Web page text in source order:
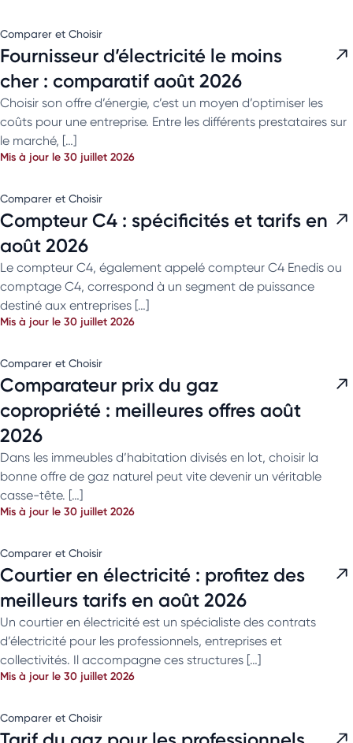
Comparer et Choisir
Fournisseur d’électricité le moins
cher : comparatif août 2026
Choisir son offre d’énergie, c’est un moyen d’optimiser les
coûts pour une entreprise. Entre les différents prestataires sur
le marché, […]
Mis à jour le 30 juillet 2026
Comparer et Choisir
Compteur C4 : spécificités et tarifs en
août 2026
Le compteur C4, également appelé compteur C4 Enedis ou
comptage C4, correspond à un segment de puissance
destiné aux entreprises […]
Mis à jour le 30 juillet 2026
Comparer et Choisir
Comparateur prix du gaz
copropriété : meilleures offres août
2026
Dans les immeubles d’habitation divisés en lot, choisir la
bonne offre de gaz naturel peut vite devenir un véritable
casse-tête. […]
Mis à jour le 30 juillet 2026
Comparer et Choisir
Courtier en électricité : profitez des
meilleurs tarifs en août 2026
Un courtier en électricité est un spécialiste des contrats
d’électricité pour les professionnels, entreprises et
collectivités. Il accompagne ces structures […]
Mis à jour le 30 juillet 2026
Comparer et Choisir